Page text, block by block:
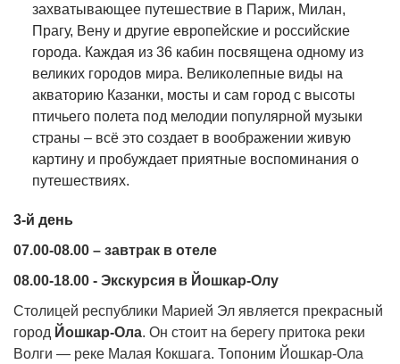
захватывающее путешествие в Париж, Милан,
Прагу, Вену и другие европейские и российские
города. Каждая из 36 кабин посвящена одному из
великих городов мира. Великолепные виды на
акваторию Казанки, мосты и сам город с высоты
птичьего полета под мелодии популярной музыки
страны – всё это создает в воображении живую
картину и пробуждает приятные воспоминания о
путешествиях.
3-й день
07.00-08.00 – завтрак в отеле
08.00-18.00 - Экскурсия в Йошкар-Олу
Столицей республики Марией Эл является прекрасный
город Йошкар-Ола. Он стоит на берегу притока реки
Волги — реке Малая Кокшага. Топоним Йошкар-Ола